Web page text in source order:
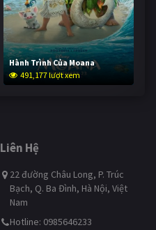
Hành Trình Của Moana
491,177 lượt xem
Liên Hệ
22 đường Châu Long, P. Trúc
Bạch, Q. Ba Đình, Hà Nội, Việt
Nam
Hotline: 0985646233